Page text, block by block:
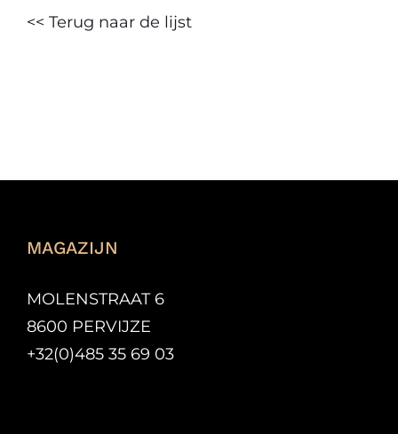
<< Terug naar de lijst
MAGAZIJN
MOLENSTRAAT 6
8600 PERVIJZE
+32(0)485 35 69 03